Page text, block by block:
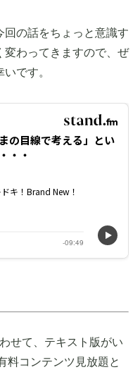
の話をちょっと意識す
変わってきますので、ぜ
です。
せて、テキスト版がい
料コンテンツ見放題と